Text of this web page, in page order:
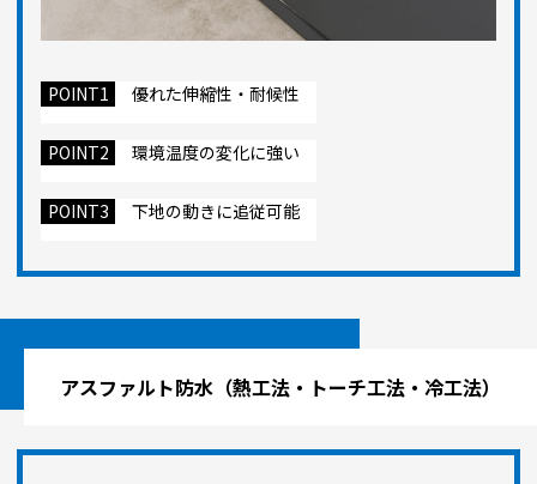
POINT1 優れた伸縮性・耐候性
POINT2 環境温度の変化に強い
POINT3 下地の動きに追従可能
アスファルト防水（熱工法・トーチ工法・冷工法）